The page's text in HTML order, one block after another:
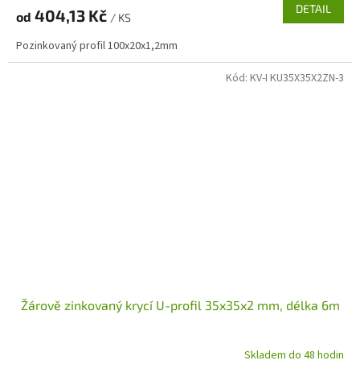
od 404,13 Kč / KS
DETAIL
Pozinkovaný profil 100x20x1,2mm
Žárově zinkovaný krycí U-profil 35x35x2 mm, délka 6m
Skladem do 48 hodin
Kód: KV-I KU35X35X2ZN-3